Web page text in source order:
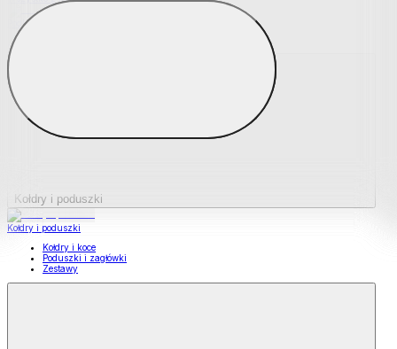
Podkładki na materace
Materace nawierzchniowe
Kołdry i poduszki
Kołdry i poduszki
Kołdry i koce
Poduszki i zagłówki
Zestawy